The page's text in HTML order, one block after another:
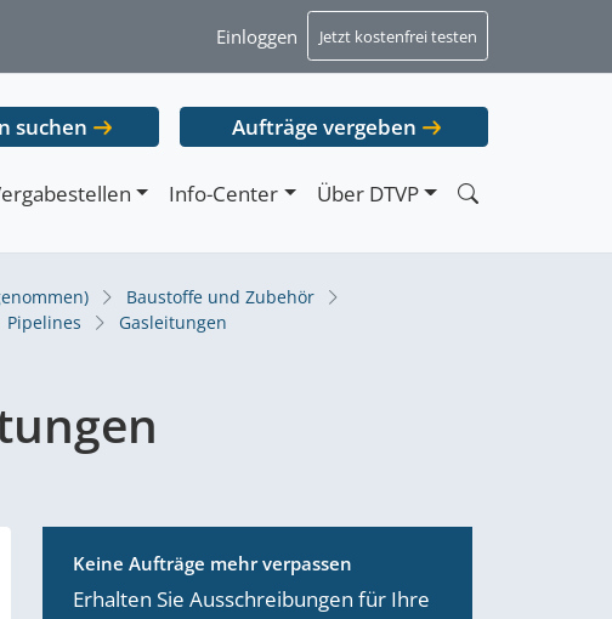
Einloggen Jetzt kostenfrei testen
suchen Aufträge vergeben
Info-Center Über DTVP
Baustoffe und Zubehör
Pipelines Gasleitungen
Keine Aufträge mehr verpassen
Erhalten Sie Ausschreibungen für Ihre